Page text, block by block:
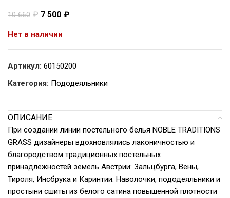
10 660 ₽ 7 500 ₽
Нет в наличии
Артикул: 60150200
Категория: Пододеяльники
ОПИСАНИЕ
При создании линии постельного белья NOBLE TRADITIONS
GRASS дизайнеры вдохновлялись лаконичностью и
благородством традиционных постельных
принадлежностей земель Австрии: Зальцбурга, Вены,
Тироля, Инсбрука и Каринтии. Наволочки, пододеяльники и
простыни сшиты из белого сатина повышенной плотности